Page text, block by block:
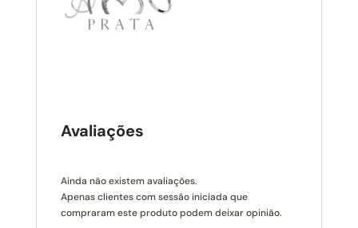
Avaliações
Ainda não existem avaliações.
Apenas clientes com sessão iniciada que
compraram este produto podem deixar opinião.